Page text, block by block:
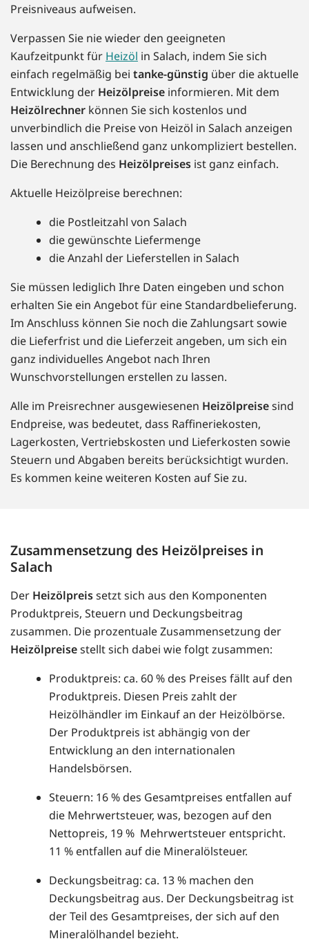
Preisniveaus aufweisen.
Verpassen Sie nie wieder den geeigneten
Kaufzeitpunkt für Heizöl in Salach, indem Sie sich
einfach regelmäßig bei tanke-günstig über die aktuelle
Entwicklung der Heizölpreise informieren. Mit dem
Heizölrechner können Sie sich kostenlos und
unverbindlich die Preise von Heizöl in Salach anzeigen
lassen und anschließend ganz unkompliziert bestellen.
Die Berechnung des Heizölpreises ist ganz einfach.
Aktuelle Heizölpreise berechnen:
die Postleitzahl von Salach
die gewünschte Liefermenge
die Anzahl der Lieferstellen in Salach
Sie müssen lediglich Ihre Daten eingeben und schon
erhalten Sie ein Angebot für eine Standardbelieferung.
Im Anschluss können Sie noch die Zahlungsart sowie
die Lieferfrist und die Lieferzeit angeben, um sich ein
ganz individuelles Angebot nach Ihren
Wunschvorstellungen erstellen zu lassen.
Alle im Preisrechner ausgewiesenen Heizölpreisesind
Endpreise, was bedeutet, dass Raffineriekosten,
Lagerkosten, Vertriebskosten und Lieferkosten sowie
Steuern und Abgaben bereits berücksichtigt wurden.
Es kommen keine weiteren Kosten auf Sie zu.
Zusammensetzung des Heizölpreises in
Salach
Der Heizölpreissetzt sich aus den Komponenten
Produktpreis, Steuern und Deckungsbeitrag
zusammen. Die prozentuale Zusammensetzung der
Heizölpreisestellt sich dabei wie folgt zusammen:
Produktpreis: ca. 60 % des Preises fällt auf den
Produktpreis. Diesen Preis zahlt der
Heizölhändler im Einkauf an der Heizölbörse.
Der Produktpreis ist abhängig von der
Entwicklung an den internationalen
Handelsbörsen.
Steuern: 16 % des Gesamtpreises entfallen auf
die Mehrwertsteuer, was, bezogen auf den
Nettopreis, 19 % Mehrwertsteuer entspricht.
11 % entfallen auf die Mineralölsteuer.
Deckungsbeitrag: ca. 13 % machen den
Deckungsbeitrag aus. Der Deckungsbeitrag ist
der Teil des Gesamtpreises, der sich auf den
Mineralölhandel bezieht.